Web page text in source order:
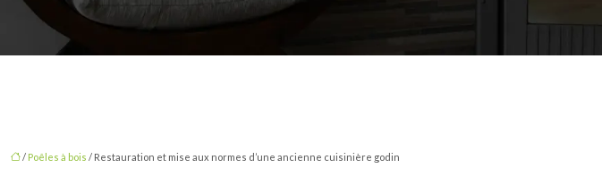
/ Poêles à bois / Restauration et mise aux normes d’une ancienne cuisinière godin